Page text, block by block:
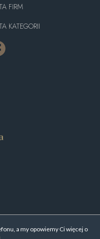
a my opowiemy Ci więcej o
FIRM
KATEGORII